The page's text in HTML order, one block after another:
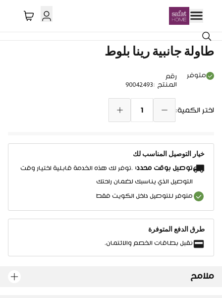
خصم 17%
طاولة جانبية رينا بلوط
متوفر
رقم
المنتج :
90042493
اختر الكمية: 1
خيار التوصيل المناسب لك
توصيل بوقت محدد: .توفر لك هذه الخدمة قابلية اختيار وقت
التوصيل الذي يناسبك لضمان راحتك
متوفر للتوصيل داخل الكويت فقط
طرق الدفع المتوفرة
نقبل بطاقات الخصم والائتمان.
ملامح